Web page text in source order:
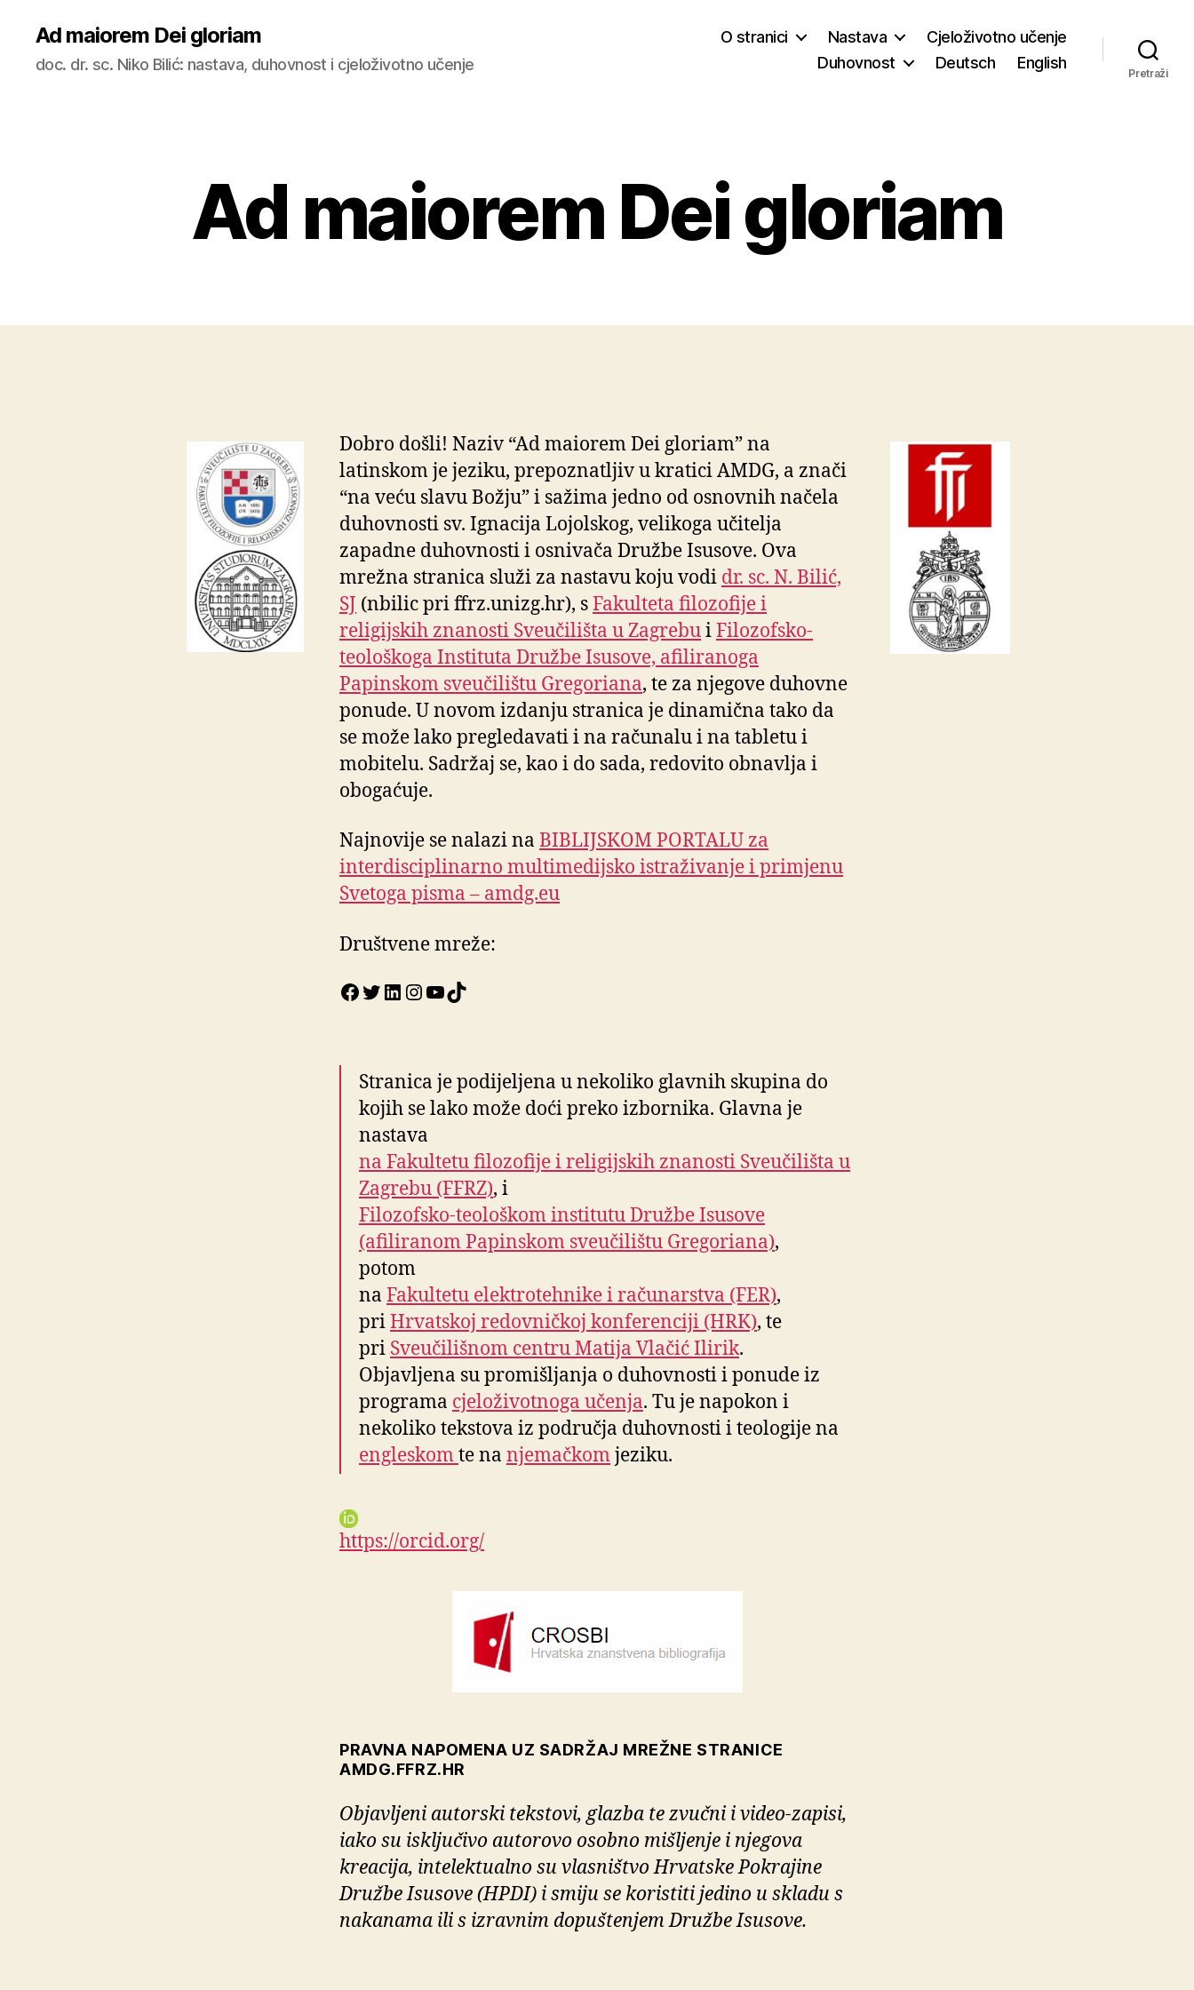
Ad maiorem Dei gloriam
doc. dr. sc. Niko Bilić: nastava, duhovnost i cjeloživotno učenje
O stranici Nastava
Cjeloživotno učenje
Duhovnost
Deutsch English
Pretraži
Ad maiorem Dei gloriam
Dobro došli! Naziv “Ad maiorem Dei gloriam” na
latinskom je jeziku, prepoznatljiv u kratici AMDG, a znači
“na veću slavu Božju” i sažima jedno od osnovnih načela
duhovnosti sv. Ignacija Lojolskog, velikoga učitelja
zapadne duhovnosti i osnivača Družbe Isusove. Ova
mrežna stranica služi za nastavu koju vodi dr. sc. N. Bilić,
SJ (nbilic pri ffrz.unizg.hr), sFakulteta filozofije i
religijskih znanosti Sveučilišta u ZagrebuiFilozofsko-
teološkoga Instituta Družbe Isusove, afiliranoga
Papinskom sveučilištu Gregoriana, te za njegove duhovne
ponude. U novomizdanju stranica je dinamična tako da
se može lako pregledavati i na računalu i na tabletu i
mobitelu. Sadržaj se, kao i do sada, redovito obnavlja i
obogaćuje.
Najnovije se nalazi na BIBLIJSKOM PORTALU za
interdisciplinarno multimedijsko istraživanje i primjenu
Svetoga pisma – amdg.eu
Društvene mreže:
Facebook
Twitter
LinkedIn
Instagram
YouTube
TikTok
Stranica je podijeljena u nekoliko glavnih skupina do
kojih se lako može doći preko izbornika. Glavna je
nastava
na Fakultetu filozofije i religijskih znanosti Sveučilišta u
Zagrebu (FFRZ), i
Filozofsko-teološkom institutu Družbe Isusove
(afiliranom Papinskom sveučilištu Gregoriana),
potom
na Fakultetu elektrotehnike i računarstva (FER),
priHrvatskoj redovničkoj konferenciji (HRK), te
pri Sveučilišnom centru Matija Vlačić Ilirik.
Objavljena su promišljanja o duhovnosti i ponude iz
programa cjeloživotnoga učenja. Tu je napokon i
nekoliko tekstova iz područja duhovnosti i teologije na
engleskomte na njemačkomjeziku.
https://orcid.org/
PRAVNA NAPOMENA UZ SADRŽAJ MREŽNE STRANICE
AMDG.FFRZ.HR
Objavljeni autorski tekstovi, glazba te zvučni i video-zapisi,
iako su isključivo autorovo osobno mišljenje i njegova
kreacija, intelektualno su vlasništvo Hrvatske Pokrajine
Družbe Isusove (HPDI) i smiju se koristiti jedino u skladu s
nakanama ili s izravnim dopuštenjem Družbe Isusove.